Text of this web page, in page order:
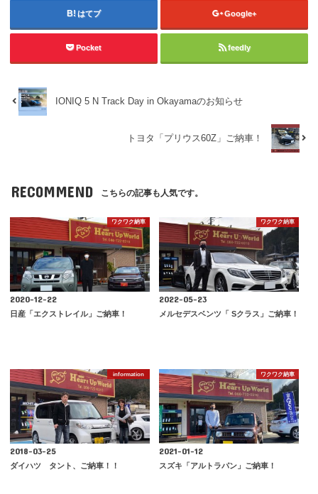
はてブ Google+
Pocket feedly
IONIQ 5 N Track Day in Okayamaのお知らせ
トヨタ「プリウス60Z」ご納車！
RECOMMEND こちらの記事も人気です。
ワクワク納車
2020-12-22
日産「エクストレイル」ご納車！
ワクワク納車
2022-05-23
メルセデスベンツ「 Sクラス」ご納車！
information
2018-03-25
ダイハツ タント、ご納車！！
ワクワク納車
2021-01-12
スズキ「アルトラパン」ご納車！